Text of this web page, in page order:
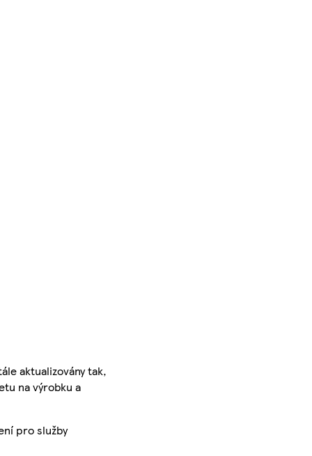
aktualizovány tak,
na výrobku a
pro služby